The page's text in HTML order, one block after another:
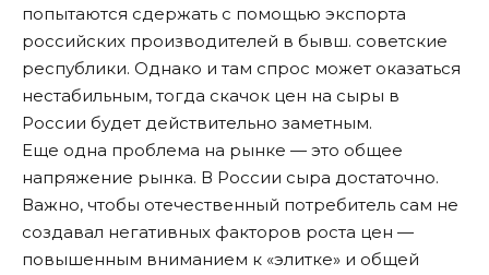
попытаются сдержать с помощью экспорта
российских производителей в бывш. советские
республики. Однако и там спрос может оказаться
нестабильным, тогда скачок цен на сыры в
России будет действительно заметным.
Еще одна проблема на рынке — это общее
напряжение рынка. В России сыра достаточно.
Важно, чтобы отечественный потребитель сам не
создавал негативных факторов роста цен —
повышенным вниманием к «элитке» и общей